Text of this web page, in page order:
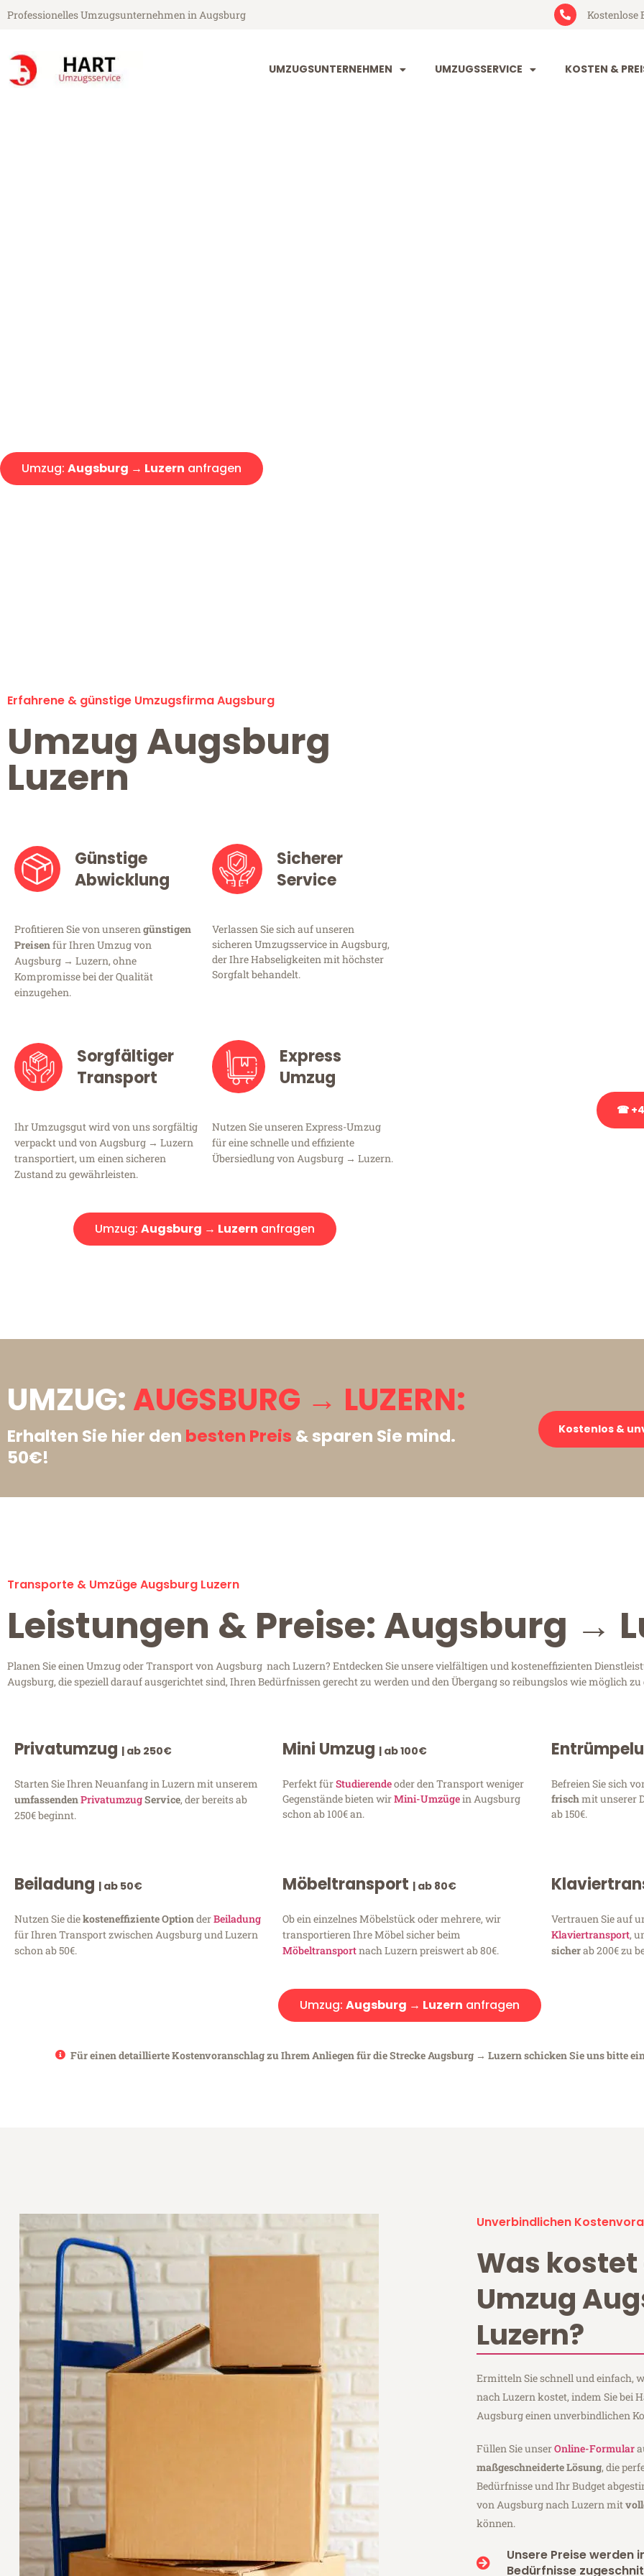
Professionelles Umzugsunternehmen in Augsburg Kostenlose
UMZUGSUNTERNEHMEN UMZUGSSERVICE KOSTEN &
Umzug: Augsburg → Luzern anfragen
Erfahrene & günstige Umzugsfirma Augsburg
Umzug Augsburg
Luzern
Günstige
Abwicklung
Profitieren Sie von unserengünstigen
Preisenfür Ihren Umzug von
Augsburg → Luzern, ohne
Kompromisse bei der Qualität
einzugehen.
Sicherer
Service
Verlassen Sie sich auf unseren
sicheren Umzugsservice in Augsburg,
der Ihre Habseligkeiten mit höchster
Sorgfalt behandelt.
Sorgfältiger
Transport
Ihr Umzugsgut wird von uns sorgfältig
verpackt und von Augsburg → Luzern
transportiert, um einen sicheren
Zustand zu gewährleisten.
Express
Umzug
Nutzen Sie unseren Express-Umzug
für eine schnelle und effiziente
Übersiedlung von Augsburg → Luzern.
Umzug: Augsburg → Luzern anfragen
☎
UMZUG: AUGSBURG → LUZERN:
Erhalten Sie hier den besten Preis & sparen Sie mind.
50€!
Kostenlos &
Transporte & Umzüge Augsburg Luzern
Leistungen & Preise: Augsburg →
Planen Sie einen Umzug oder Transport von Augsburg nach Luzern? Entdecken Sie unsere vielfältigen und kosteneffizienten
Augsburg, die speziell darauf ausgerichtet sind, Ihren Bedürfnissen gerecht zu werden und den Übergang so reibungslos wie möglich zu
Privatumzug | ab 250€
Starten Sie Ihren Neuanfang in Luzern mit unserem
umfassendenPrivatumzugService, der bereits ab
250€ beginnt.
Mini Umzug | ab 100€
Perfekt fürStudierendeoder den Transport weniger
Gegenstände bieten wirMini-Umzügein Augsburg
schon ab 100€ an.
Befreien Sie sich
frischmit unserer
ab 150€.
Beiladung | ab 50€
Nutzen Sie diekosteneffiziente OptionderBeiladung
für Ihren Transport zwischen Augsburg und Luzern
schon ab 50€.
Möbeltransport | ab 80€
Ob ein einzelnes Möbelstück oder mehrere, wir
transportieren Ihre Möbel sicher beim
Möbeltransportnach Luzern preiswert ab 80€.
Vertrauen Sie auf
Klaviertransport,
sicherab 200€ zu
Umzug: Augsburg → Luzern anfragen
Für einen detaillierte Kostenvoranschlag zu Ihrem Anliegen für die Strecke Augsburg → Luzern schicken Sie uns bitte
Unverbindlichen
Was kostet
Umzug
Luzern?
Ermitteln Sie schnell und einfach,
nach Luzern kostet, indem Sie bei
Augsburg einen unverbindlichen
Füllen Sie unserOnline-Formular
maßgeschneiderte Lösung, die
Bedürfnisse und Ihr Budget
von Augsburg nach Luzern mit
können.
Unsere Preise werden
Bedürfnisse